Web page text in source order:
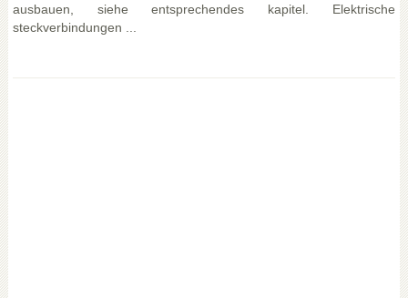
ausbauen, siehe entsprechendes kapitel. Elektrische
steckverbindungen ...